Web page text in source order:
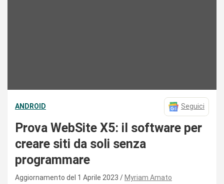
ANDROID Seguici
Prova WebSite X5: il software per
creare siti da soli senza
programmare
Aggiornamento del 1 Aprile 2023 Myriam Amato